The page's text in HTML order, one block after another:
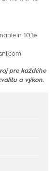
10,1e
pre každého
a výkon.